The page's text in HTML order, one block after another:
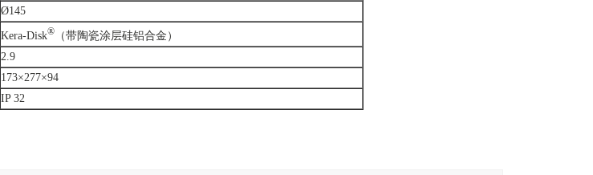
Ø145
Kera-Disk® （带陶瓷涂层硅铝合金）
2.9
173×277×94
IP 32